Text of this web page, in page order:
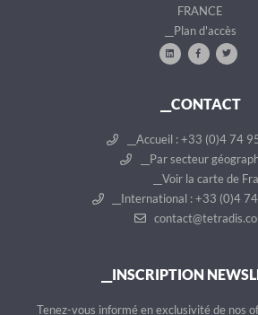
FRANCE
__Plan d'accès
__CONTACT
__Accueil : +33 (0)4 74
__Par secteur
__Voir la carte de
__International : +33 (0)4
__INSCRIPTION
__Tenez-vous informé en exclusivité de nos